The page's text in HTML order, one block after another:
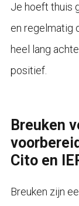
Je hoeft thuis
en regelmatig
heel lang
positief.
Breuken
Cito en
Breuken zijn